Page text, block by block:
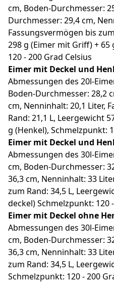
cm, Boden-Durchmesser:
Durchmesser: 29,4 cm,
Fassungsvermögen bis
298 g (Eimer mit Griff) + 65
120 - 200 Grad Celsius
Eimer mit Deckel und
Abmessungen des 20l-
Boden-Durchmesser: 28,2
cm, Nenninhalt: 20,1 Liter,
Rand: 21,1 L, Leergewicht
g (Henkel), Schmelzpunkt:
Eimer mit Deckel und
Abmessungen des 30l-
cm, Boden-Durchmesser:
36,3 cm, Nenninhalt: 33
zum Rand: 34,5 L,
deckel) Schmelzpunkt: 120
Eimer mit Deckel ohne
Abmessungen des 30l-
cm, Boden-Durchmesser:
36,3 cm, Nenninhalt: 33
zum Rand: 34,5 L,
Schmelzpunkt: 120 - 200